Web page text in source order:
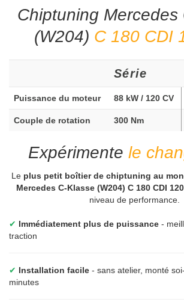
Chiptuning Mercedes
(W204) C 180 CDI
Série
Puissance du moteur 88 kW / 120 CV
Couple de rotation 300 Nm
Expérimente le
Le plus petit boîtier de chiptuning au
Mercedes C-Klasse (W204) C 180 CDI
niveau de performance.
✔ Immédiatement plus de puissance -
traction
✔ Installation facile - sans atelier, monté
minutes